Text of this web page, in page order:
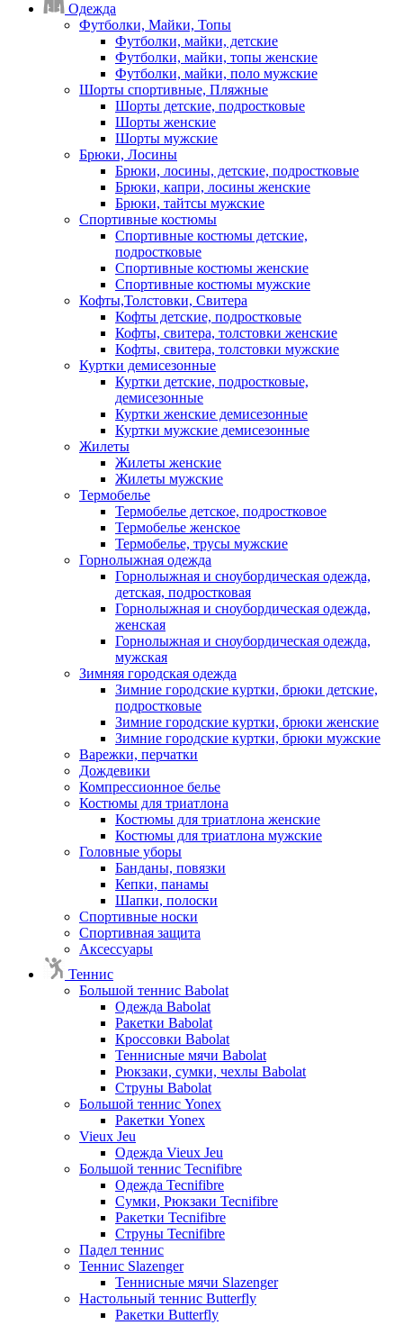
Одежда
Футболки, Майки, Топы
Футболки, майки, детские
Футболки, майки, топы женские
Футболки, майки, поло мужские
Шорты спортивные, Пляжные
Шорты детские, подростковые
Шорты женские
Шорты мужские
Брюки, Лосины
Брюки, лосины, детские, подростковые
Брюки, капри, лосины женские
Брюки, тайтсы мужские
Спортивные костюмы
Спортивные костюмы детские,
подростковые
Спортивные костюмы женские
Спортивные костюмы мужские
Кофты,Толстовки, Свитера
Кофты детские, подростковые
Кофты, свитера, толстовки женские
Кофты, свитера, толстовки мужские
Куртки демисезонные
Куртки детские, подростковые,
демисезонные
Куртки женские демисезонные
Куртки мужские демисезонные
Жилеты
Жилеты женские
Жилеты мужские
Термобелье
Термобелье детское, подростковое
Термобелье женское
Термобелье, трусы мужские
Горнолыжная одежда
Горнолыжная и сноубордическая одежда,
детская, подростковая
Горнолыжная и сноубордическая одежда,
женская
Горнолыжная и сноубордическая одежда,
мужская
Зимняя городская одежда
Зимние городские куртки, брюки детские,
подростковые
Зимние городские куртки, брюки женские
Зимние городские куртки, брюки мужские
Варежки, перчатки
Дождевики
Компрессионное белье
Костюмы для триатлона
Костюмы для триатлона женские
Костюмы для триатлона мужские
Головные уборы
Банданы, повязки
Кепки, панамы
Шапки, полоски
Спортивные носки
Спортивная защита
Аксессуары
Теннис
Большой теннис Babolat
Одежда Babolat
Ракетки Babolat
Кроссовки Babolat
Теннисные мячи Babolat
Рюкзаки, сумки, чехлы Babolat
Струны Babolat
Большой теннис Yonex
Ракетки Yonex
Vieux Jeu
Одежда Vieux Jeu
Большой теннис Tecnifibre
Одежда Tecnifibre
Сумки, Рюкзаки Tecnifibre
Ракетки Tecnifibre
Струны Tecnifibre
Падел теннис
Теннис Slazenger
Теннисные мячи Slazenger
Настольный теннис Butterfly
Ракетки Butterfly